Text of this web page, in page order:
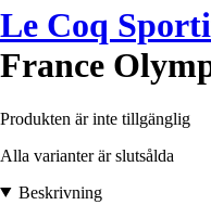
Le Coq
France
Produkten är inte tillgänglig
Alla varianter är slutsålda
Beskrivning